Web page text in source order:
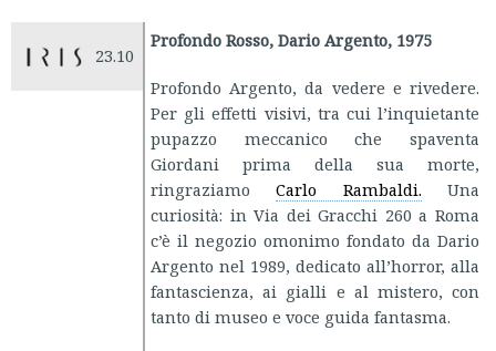
23.10
Profondo Rosso, Dario Argento, 1975
Profondo Argento, da vedere e rivedere.
Per gli effetti visivi, tra cui l’inquietante
pupazzo meccanico che spaventa
Giordani prima della sua morte,
ringraziamoCarlo Rambaldi. Una
curiosità: in Via dei Gracchi 260 a Roma
c’è il negozio omonimo fondato da Dario
Argento nel 1989, dedicato all’horror, alla
fantascienza, ai gialli e al mistero, con
tanto di museo e voce guida fantasma.